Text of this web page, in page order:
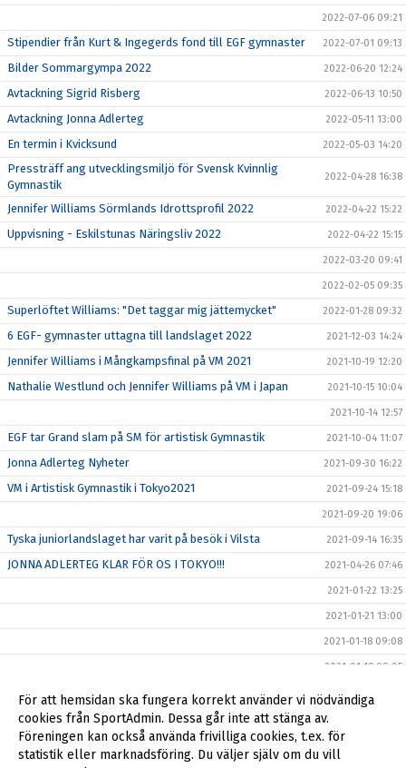
2022-07-06 09:21
Stipendier från Kurt & Ingegerds fond till EGF gymnaster 2022-07-01 09:13
Bilder Sommargympa 2022 2022-06-20 12:24
Avtackning Sigrid Risberg 2022-06-13 10:50
Avtackning Jonna Adlerteg 2022-05-11 13:00
En termin i Kvicksund 2022-05-03 14:20
Pressträff ang utvecklingsmiljö för Svensk Kvinnlig
Gymnastik
2022-04-28 16:38
Jennifer Williams Sörmlands Idrottsprofil 2022 2022-04-22 15:22
Uppvisning - Eskilstunas Näringsliv 2022 2022-04-22 15:15
2022-03-20 09:41
2022-02-05 09:35
Superlöftet Williams: "Det taggar mig jättemycket" 2022-01-28 09:32
6 EGF- gymnaster uttagna till landslaget 2022 2021-12-03 14:24
Jennifer Williams i Mångkampsfinal på VM 2021 2021-10-19 12:20
Nathalie Westlund och Jennifer Williams på VM i Japan 2021-10-15 10:04
2021-10-14 12:57
EGF tar Grand slam på SM för artistisk Gymnastik 2021-10-04 11:07
Jonna Adlerteg Nyheter 2021-09-30 16:22
VM i Artistisk Gymnastik i Tokyo2021 2021-09-24 15:18
2021-09-20 19:06
Tyska juniorlandslaget har varit på besök i Vilsta 2021-09-14 16:35
JONNA ADLERTEG KLAR FÖR OS I TOKYO!!! 2021-04-26 07:46
2021-01-22 13:25
2021-01-21 13:00
2021-01-18 09:08
2021-01-18 09:05
2021-01-14 10:19
2020-07-24 09:45
2019-10-06 13:13
För att hemsidan ska fungera korrekt använder vi nödvändiga
cookies från SportAdmin. Dessa går inte att stänga av.
Föreningen kan också använda frivilliga cookies, t.ex. för
statistik eller marknadsföring. Du väljer själv om du vill